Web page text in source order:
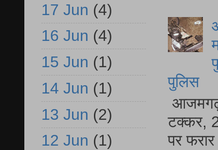
पुलिस
आजमगढ़
टक्कर,
पर
17 Jun (4)
16 Jun (4)
15 Jun (1)
14 Jun (1)
13 Jun (2)
12 Jun (1)